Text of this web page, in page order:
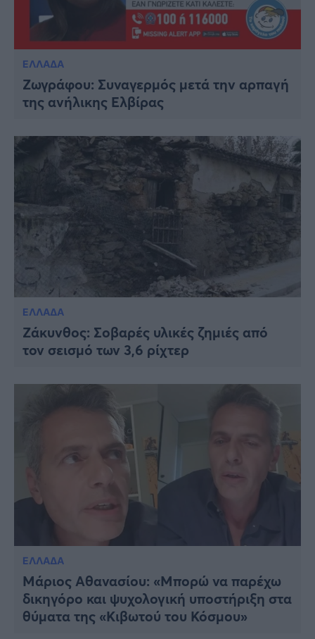
ΕΛΛΑΔΑ
Ζωγράφου: Συναγερμός μετά την αρπαγή
της ανήλικης Ελβίρας
ΕΛΛΑΔΑ
Ζάκυνθος: Σοβαρές υλικές ζημιές από
τον σεισμό των 3,6 ρίχτερ
ΕΛΛΑΔΑ
Μάριος Αθανασίου: «Μπορώ να παρέχω
δικηγόρο και ψυχολογική υποστήριξη στα
θύματα της «Κιβωτού του Κόσμου»